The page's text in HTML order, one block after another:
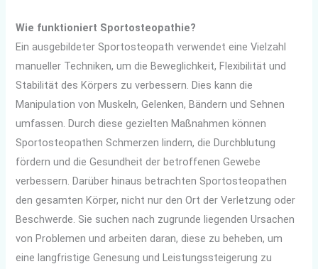
Wie funktioniert Sportosteopathie?
Ein ausgebildeter Sportosteopath verwendet eine Vielzahl
manueller Techniken, um die Beweglichkeit, Flexibilität und
Stabilität des Körpers zu verbessern. Dies kann die
Manipulation von Muskeln, Gelenken, Bändern und Sehnen
umfassen. Durch diese gezielten Maßnahmen können
Sportosteopathen Schmerzen lindern, die Durchblutung
fördern und die Gesundheit der betroffenen Gewebe
verbessern. Darüber hinaus betrachten Sportosteopathen
den gesamten Körper, nicht nur den Ort der Verletzung oder
Beschwerde. Sie suchen nach zugrunde liegenden Ursachen
von Problemen und arbeiten daran, diese zu beheben, um
eine langfristige Genesung und Leistungssteigerung zu